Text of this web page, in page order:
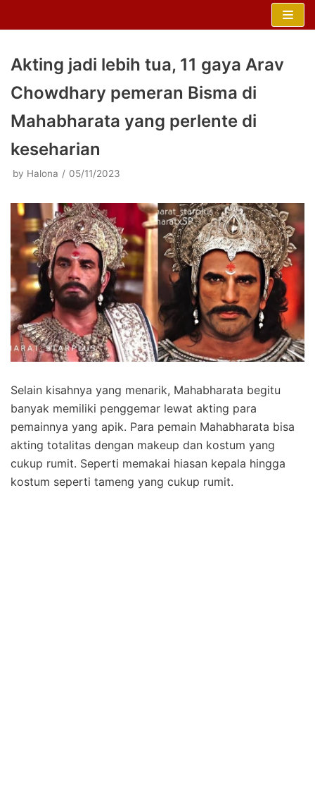
Akting jadi lebih tua, 11 gaya Arav
Chowdhary pemeran Bisma di
Mahabharata yang perlente di
keseharian
by Halona 05/11/2023
Selain kisahnya yang menarik, Mahabharata begitu
banyak memiliki penggemar lewat akting para
pemainnya yang apik. Para pemain Mahabharata bisa
akting totalitas dengan makeup dan kostum yang
cukup rumit. Seperti memakai hiasan kepala hingga
kostum seperti tameng yang cukup rumit.